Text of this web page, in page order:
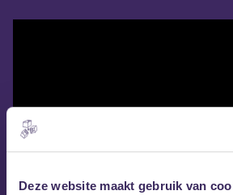
Deze website maakt gebruik van